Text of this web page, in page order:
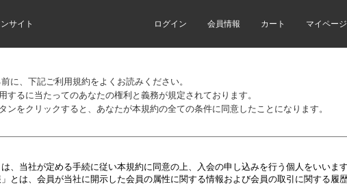
サイト ログイン 会員情報 カート マイページ
に、下記ご利用規約をよくお読みください。
するに当たってのあなたの権利と義務が規定されております。
ンをクリックすると、あなたが本規約の全ての条件に同意したことになります。